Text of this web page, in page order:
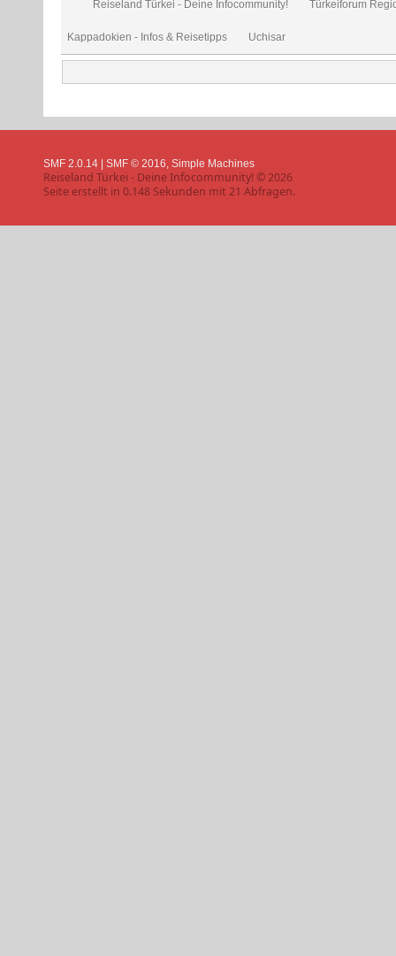
Reiseland Türkei - Deine Infocommunity! Türkeiforum
Kappadokien - Infos & Reisetipps Uchisar
SMF 2.0.14 SMF © 2016, Simple Machines
Reiseland Türkei - Deine Infocommunity! © 2026
Seite erstellt in 0.148 Sekunden mit 21 Abfragen.